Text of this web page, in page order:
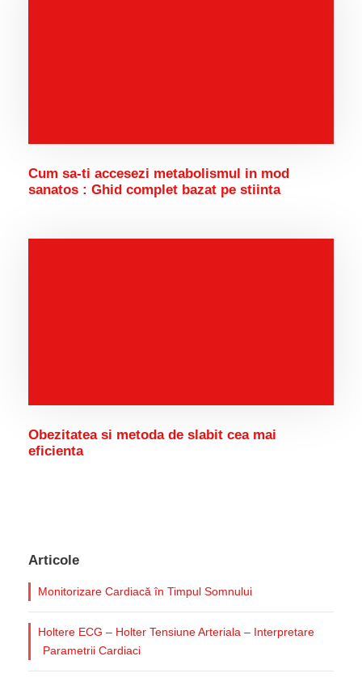
Cum sa-ti accesezi metabolismul in mod
sanatos : Ghid complet bazat pe stiinta
Obezitatea si metoda de slabit cea mai
eficienta
Articole
Monitorizare Cardiacă în Timpul Somnului
Holtere ECG – Holter Tensiune Arteriala – Interpretare
Parametrii Cardiaci